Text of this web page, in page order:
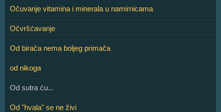
Očuvanje vitamina i minerala u namirnicama
Očvršćavanje
Od birača nema boljeg primača
od nikoga
Od sutra ću...
Od "hvala" se ne živi